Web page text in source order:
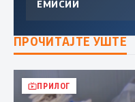
ЕМИСИИ
ПРОЧИТАЈТЕ УШТЕ
ПРИЛОГ